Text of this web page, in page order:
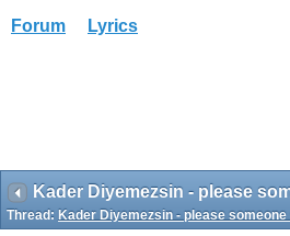
Forum Lyrics
Thread: Kader Diyemezsin - please